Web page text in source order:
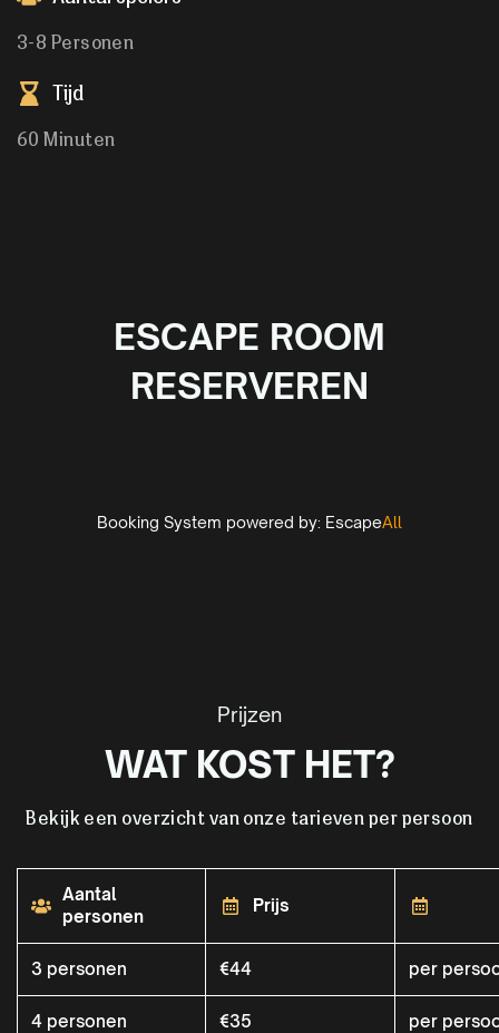
3-8 Personen
Tijd
60 Minuten
ESCAPE ROOM
RESERVEREN
Booking System powered by: EscapeAll
Prijzen
WAT KOST HET?
Bekijk een overzicht van onze tarieven per persoon
Aantal
personen
Prijs
3 personen €44 per
4 personen €35 per